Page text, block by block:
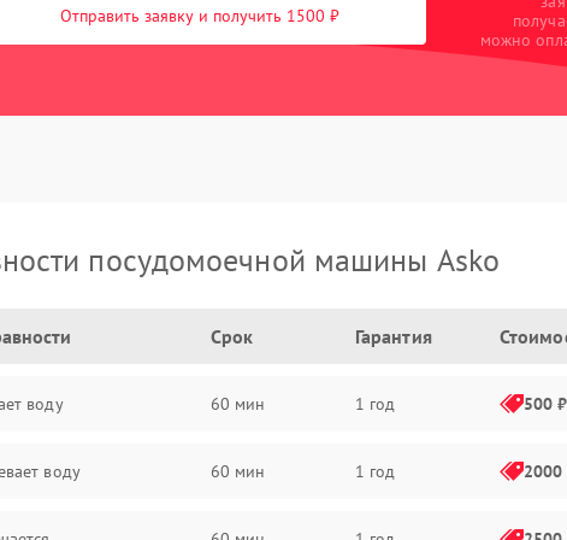
Отправить заявку и получить 1500 ₽
можно
посудомоечной машины Asko
Срок Гарантия
воду 60 мин 1 год 500 ₽
воду 60 мин 1 год 2000